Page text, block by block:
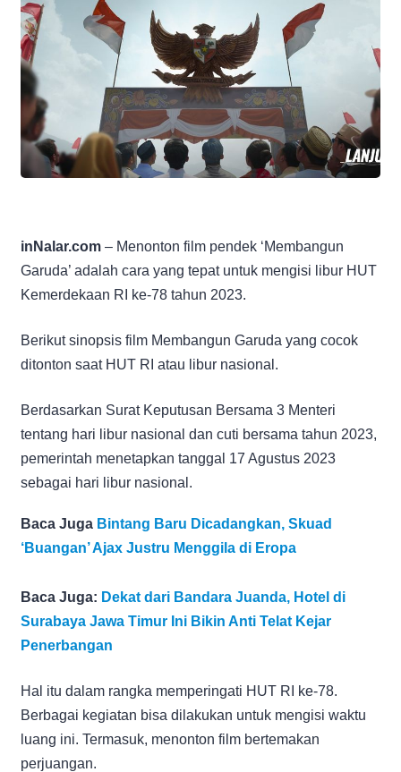
inNalar.com – Menonton film pendek ‘Membangun
Garuda’ adalah cara yang tepat untuk mengisi libur HUT
Kemerdekaan RI ke-78 tahun 2023.
Berikut sinopsis film Membangun Garuda yang cocok
ditonton saat HUT RI atau libur nasional.
Berdasarkan Surat Keputusan Bersama 3 Menteri
tentang hari libur nasional dan cuti bersama tahun 2023,
pemerintah menetapkan tanggal 17 Agustus 2023
sebagai hari libur nasional.
Baca Juga Bintang Baru Dicadangkan, Skuad
‘Buangan’ Ajax Justru Menggila di Eropa
Baca Juga: Dekat dari Bandara Juanda, Hotel di
Surabaya Jawa Timur Ini Bikin Anti Telat Kejar
Penerbangan
Hal itu dalam rangka memperingati HUT RI ke-78.
Berbagai kegiatan bisa dilakukan untuk mengisi waktu
luang ini. Termasuk, menonton film bertemakan
perjuangan.